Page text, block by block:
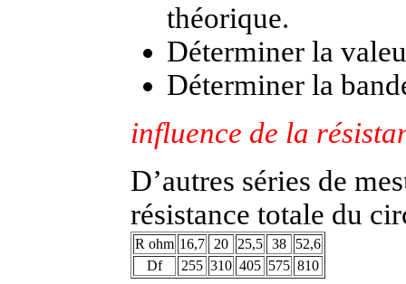
théorique.
Déterminer la
Déterminer la
influence de la
D’autres séries de
résistance totale du
R ohm 16,7 20 25,5 38
52,6
Df 255 310 405 575 810